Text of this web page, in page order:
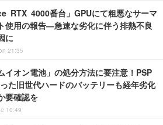
RTX 4000番台」GPUにて粗悪なサーマ
使用の報告―急速な劣化に伴う排熱不良
に
21:35
イオン電池」の処分方法に要注意！PSP
た旧世代ハードのバッテリーも経年劣化
要確認を
10:49